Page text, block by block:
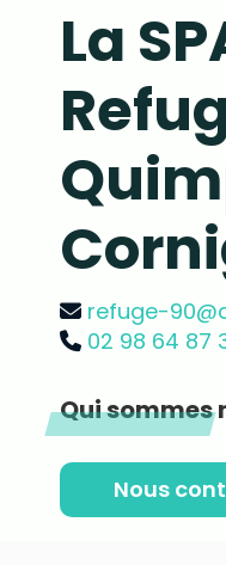
La
refuge-
02 98 64 87
Qui sommes
Nous